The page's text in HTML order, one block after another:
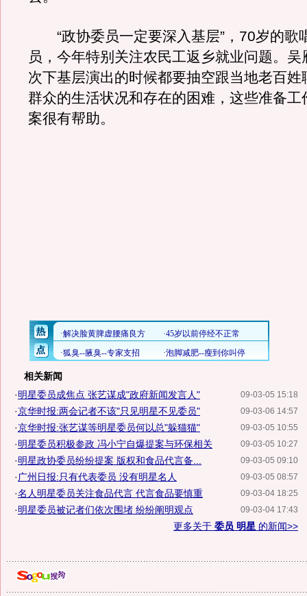
“政协委员一定要深入基层”，70岁的歌
员，今年特别关注农民工返乡就业问题。吴
次下基层演出的时候都要抽空跟当地老百姓
群众的生活状况和存在的困难，这些准备工
案很有帮助。
相关新闻
09-03-05 15:18
·明星委员成焦点 张艺谋成"政府新闻发言人"
09-03-06 14:57
·京华时报:两会记者不该"只见明星不见委员"
09-03-05 10:55
·京华时报:张艺谋等明星委员何以总"躲猫猫"
09-03-05 10:27
·明星委员积极参政 冯小宁自爆提案与环保相关
09-03-05 09:10
·明星政协委员纷纷提案 版权和食品代言备...
09-03-05 08:57
· 广州日报:只有代表委员 没有明星名人
09-03-04 18:25
·名人明星委员关注食品代言 代言食品要慎重
09-03-04 17:43
·明星委员被记者们依次围堵 纷纷阐明观点
更多关于 委员 明星 的新闻>>